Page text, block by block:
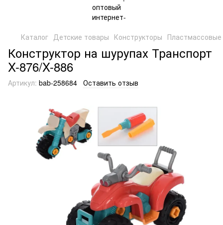
Каталог Детские товары Конструкторы
Конструктор на шурупах Транспорт
X-876/X-886
Артикул: bab-258684 Оставить отзыв